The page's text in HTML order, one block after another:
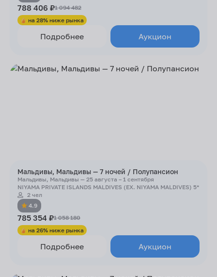
788 406 ₽1 094 482
на 28% ниже рынка
Подробнее Аукцион
Мальдивы, Мальдивы — 7 ночей / Полупансион
Мальдивы, Мальдивы — 25 августа – 1 сентября
NIYAMA PRIVATE ISLANDS MALDIVES (EX. NIYAMA MALDIVES) 5*
2 чел
4.9
785 354 ₽1 058 180
на 26% ниже рынка
Подробнее Аукцион